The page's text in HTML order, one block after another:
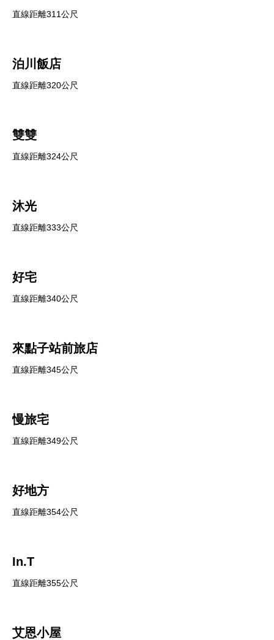
直線距離311公尺
泊川飯店
直線距離320公尺
雙雙
直線距離324公尺
沐光
直線距離333公尺
好宅
直線距離340公尺
來點子站前旅店
直線距離345公尺
慢旅宅
直線距離349公尺
好地方
直線距離354公尺
In.T
直線距離355公尺
艾恩小屋